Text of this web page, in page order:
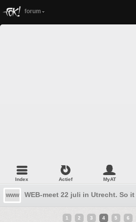
forum
Index Actief MyAT
www WEB-meet 22 juli in Utrecht. So
1 2 3 4 5 6